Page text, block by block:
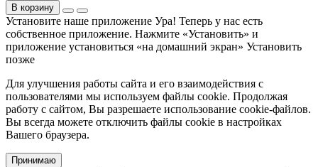
В корзину
Установите наше приложение Ура! Теперь у нас есть
собственное приложение. Нажмите «Установить» и
приложение установиться «на домашний экран» Установить
позже
Для улучшения работы сайта и его взаимодействия с
пользователями мы используем файлы cookie. Продолжая
работу с сайтом, Вы разрешаете использование cookie-файлов.
Вы всегда можете отключить файлы cookie в настройках
Вашего браузера.
Принимаю